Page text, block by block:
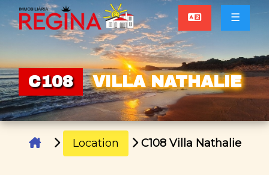
C108 VILLA NATHALIE
☰
Location C108 Villa Nathalie